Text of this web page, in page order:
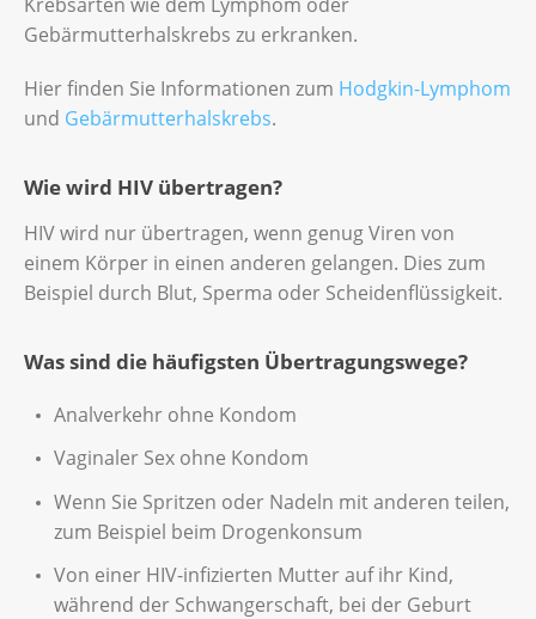
Gebärmutterhalskrebs zu erkranken.
Hier finden Sie Informationen zum Hodgkin-Lymphom
und Gebärmutterhalskrebs.
Wie wird HIV übertragen?
HIV wird nur übertragen, wenn genug Viren von
einem Körper in einen anderen gelangen. Dies zum
Beispiel durch Blut, Sperma oder Scheidenflüssigkeit.
Was sind die häufigsten Übertragungswege?
Analverkehr ohne Kondom
Vaginaler Sex ohne Kondom
Wenn Sie Spritzen oder Nadeln mit anderen teilen,
zum Beispiel beim Drogenkonsum
Von einer HIV-infizierten Mutter auf ihr Kind,
während der Schwangerschaft, bei der Geburt